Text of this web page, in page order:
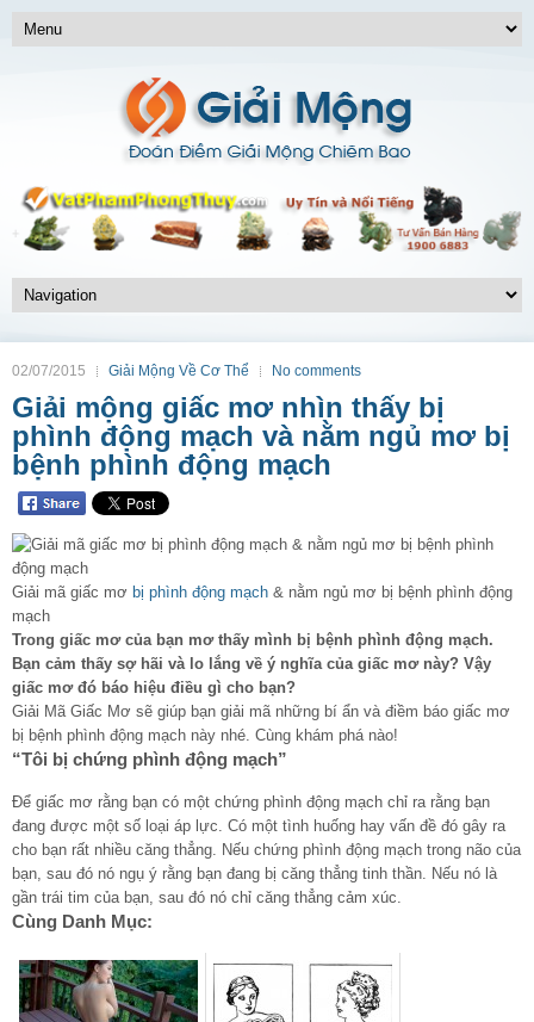
02/07/2015 Giải Mộng Về Cơ Thể No comments
Giải mộng giấc mơ nhìn thấy bị
phình động mạch và nằm ngủ mơ bị
bệnh phình động mạch
Giải mã giấc mơ bị phình động mạch & nằm ngủ mơ bị bệnh phình động
mạch
Trong giấc mơ của bạn mơ thấy mình bị bệnh phình động mạch.
Bạn cảm thấy sợ hãi và lo lắng về ý nghĩa của giấc mơ này? Vậy
giấc mơ đó báo hiệu điều gì cho bạn?
Giải Mã Giấc Mơ sẽ giúp bạn giải mã những bí ẩn và điềm báo giấc mơ
bị bệnh phình động mạch này nhé. Cùng khám phá nào!
“Tôi bị chứng phình động mạch”
Để giấc mơ rằng bạn có một chứng phình động mạch chỉ ra rằng bạn
đang được một số loại áp lực. Có một tình huống hay vấn đề đó gây ra
cho bạn rất nhiều căng thẳng. Nếu chứng phình động mạch trong não của
bạn, sau đó nó ngụ ý rằng bạn đang bị căng thẳng tinh thần. Nếu nó là
gần trái tim của bạn, sau đó nó chỉ căng thẳng cảm xúc.
Cùng Danh Mục: